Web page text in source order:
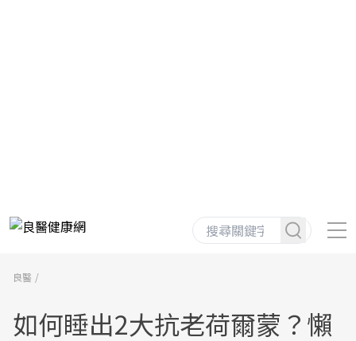
良醫
如何睡出2大抗老荷爾蒙？懶